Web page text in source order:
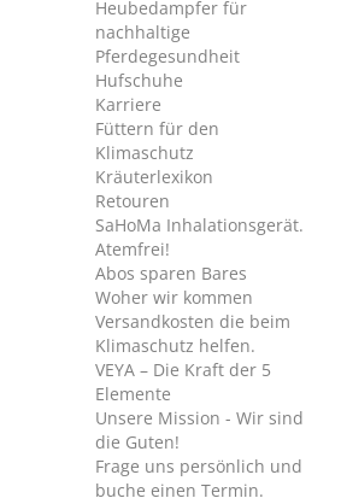
Heubedampfer für
nachhaltige
Pferdegesundheit
Hufschuhe
Karriere
Füttern für den
Klimaschutz
Kräuterlexikon
Retouren
SaHoMa Inhalationsgerät.
Atemfrei!
Abos sparen Bares
Woher wir kommen
Versandkosten die beim
Klimaschutz helfen.
VEYA – Die Kraft der 5
Elemente
Unsere Mission - Wir sind
die Guten!
Frage uns persönlich und
buche einen Termin.